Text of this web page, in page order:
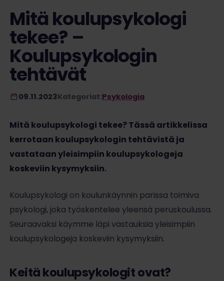
Mitä koulupsykologi
tekee? –
Koulupsykologin
tehtävät
09.11.2023Kategoriat:Psykologia
Mitä koulupsykologi tekee? Tässä artikkelissa
kerrotaan koulupsykologin tehtävistä ja
vastataan yleisimpiin koulupsykologeja
koskeviin kysymyksiin.
Koulupsykologi on koulunkäynnin parissa toimiva
psykologi, joka työskentelee yleensä peruskoulussa.
Seuraavaksi käymme läpi vastauksia yleisimpiin
koulupsykologeja koskeviin kysymyksiin.
Keitä koulupsykologit ovat?